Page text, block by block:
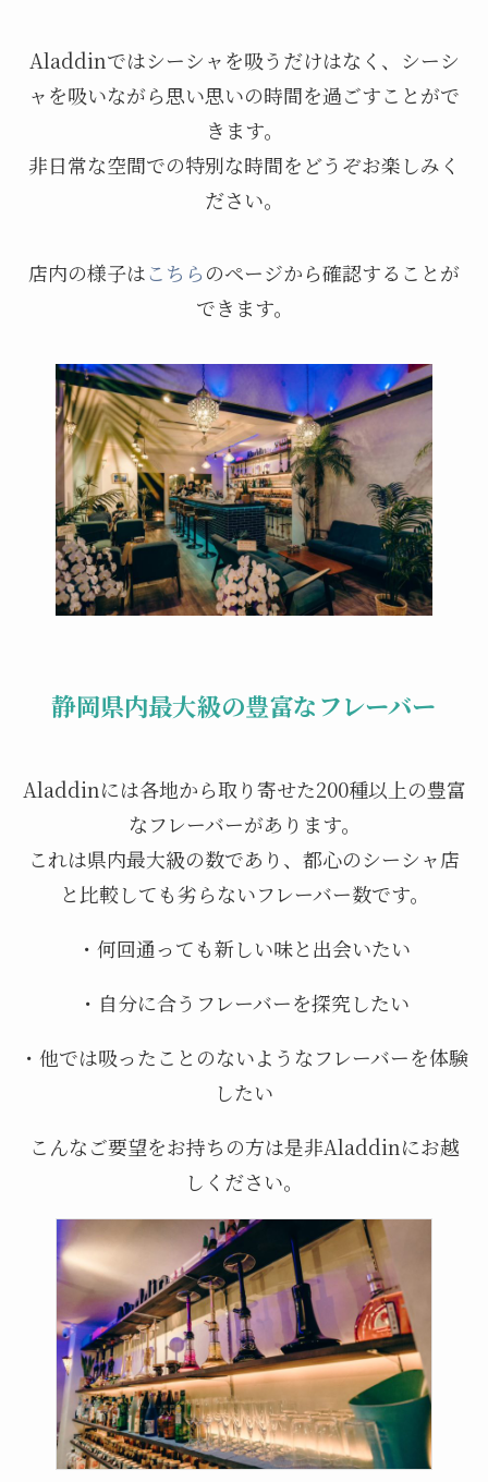
Aladdinではシーシャを吸うだけはなく、シーシ
ャを吸いながら思い思いの時間を過ごすことがで
きます。
非日常な空間での特別な時間をどうぞお楽しみく
ださい。
店内の様子はこちらのページから確認することが
できます。
静岡県内最大級の豊富なフレーバー
Aladdinには各地から取り寄せた200種以上の豊富
なフレーバーがあります。
これは県内最大級の数であり、都心のシーシャ店
と比較しても劣らないフレーバー数です。
・何回通っても新しい味と出会いたい
・自分に合うフレーバーを探究したい
・他では吸ったことのないようなフレーバーを体験
したい
こんなご要望をお持ちの方は是非Aladdinにお越
しください。